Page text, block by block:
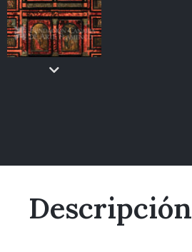
Descripción